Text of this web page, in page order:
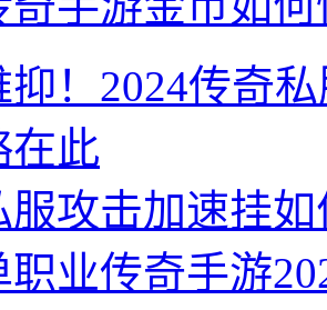
抑！2024传奇
在此
服攻击加速挂
职业传奇手游